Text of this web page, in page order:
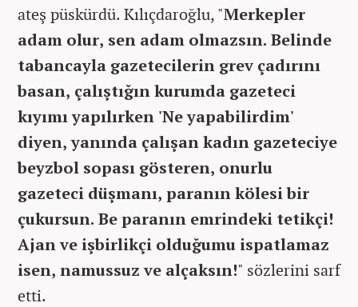
ateş püskürdü. Kılıçdaroğlu, "Merkepler
adam olur, sen adam olmazsın. Belinde
tabancayla gazetecilerin grev çadırını
basan, çalıştığın kurumda gazeteci
kıyımı yapılırken 'Ne yapabilirdim'
diyen, yanında çalışan kadın gazeteciye
beyzbol sopası gösteren, onurlu
gazeteci düşmanı, paranın kölesi bir
çukursun. Be paranın emrindeki tetikçi!
Ajan ve işbirlikçi olduğumu ispatlamaz
isen, namussuz ve alçaksın!" sözlerini sarf
etti.